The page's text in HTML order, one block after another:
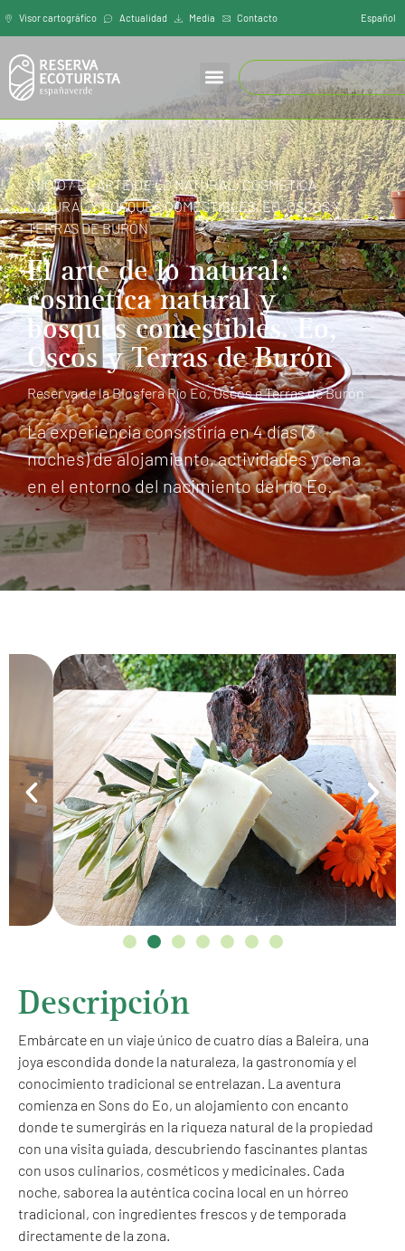
Visor cartográfíco Actualidad Media Contacto Español
INICIO/EL ARTE DE LO NATURAL: COSMÉTICA
NATURAL Y BOSQUES COMESTIBLES. EO, OSCOS Y
TERRAS DE BURÓN
El arte de lo natural:
cosmética natural y
bosques comestibles. Eo,
Oscos y Terras de Burón
Reserva de la Biosfera Río Eo, Oscos e Terras de Burón
La experiencia consistiría en 4 días (3
noches) de alojamiento, actividades y cena
en el entorno del nacimiento del río Eo.
Descripción
Embárcate en un viaje único de cuatro días a Baleira, una
joya escondida donde la naturaleza, la gastronomía y el
conocimiento tradicional se entrelazan. La aventura
comienza en Sons do Eo, un alojamiento con encanto
donde te sumergirás en la riqueza natural de la propiedad
con una visita guiada, descubriendo fascinantes plantas
con usos culinarios, cosméticos y medicinales. Cada
noche, saborea la auténtica cocina local en un hórreo
tradicional, con ingredientes frescos y de temporada
directamente de la zona.